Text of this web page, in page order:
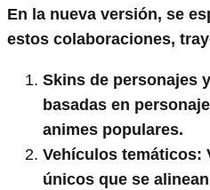
En la nueva versión, se
estos colaboraciones,
Skins de personajes
basadas en
animes populares.
Vehículos temáticos:
únicos que se